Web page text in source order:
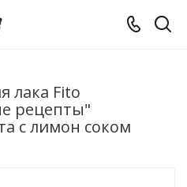
лака Fito
рецепты"
с лимон соком